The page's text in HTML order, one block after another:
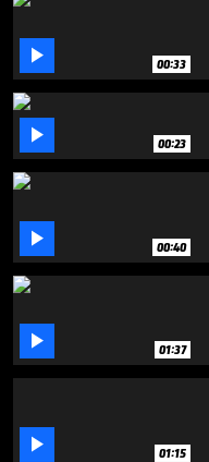
seconds
 00:33
 00:23
 00:40
 01:37
 01:15